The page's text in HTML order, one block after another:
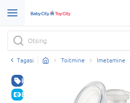
Tagasi Toitmine Imetamine
HEA HIND
E-HIND